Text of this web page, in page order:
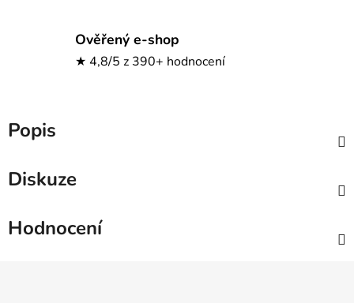
Ověřený e-shop
★ 4,8/5 z 390+ hodnocení
Popis
Diskuze
Hodnocení